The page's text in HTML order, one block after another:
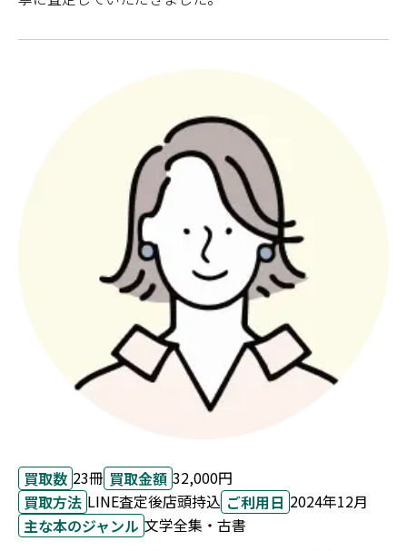
買取数 23冊 買取金額 32,000円
買取方法 LINE査定後店頭持込 ご利用日 2024年12月
主な本のジャンル 文学全集・古書